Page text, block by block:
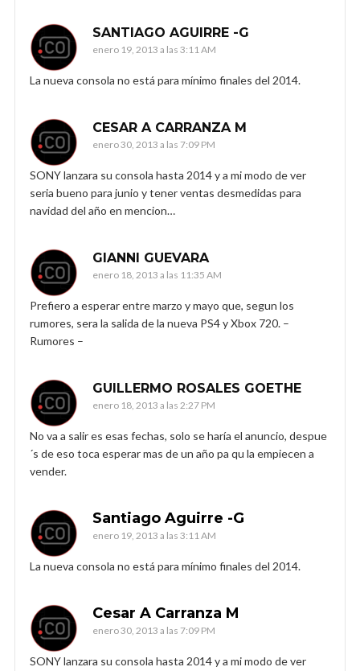
SANTIAGO AGUIRRE -G
enero 19, 2013 a las 3:11 AM
La nueva consola no está para mínimo finales del 2014.
CESAR A CARRANZA M
enero 30, 2013 a las 7:09 PM
SONY lanzara su consola hasta 2014 y a mi modo de ver
seria bueno para junio y tener ventas desmedidas para
navidad del año en mencion…
GIANNI GUEVARA
enero 18, 2013 a las 11:35 AM
Prefiero a esperar entre marzo y mayo que, segun los
rumores, sera la salida de la nueva PS4 y Xbox 720. –
Rumores –
GUILLERMO ROSALES GOETHE
enero 18, 2013 a las 2:27 PM
No va a salir es esas fechas, solo se haría el anuncio, despue
´s de eso toca esperar mas de un año pa qu la empiecen a
vender.
Santiago Aguirre -G
enero 19, 2013 a las 3:11 AM
La nueva consola no está para mínimo finales del 2014.
Cesar A Carranza M
enero 30, 2013 a las 7:09 PM
SONY lanzara su consola hasta 2014 y a mi modo de ver